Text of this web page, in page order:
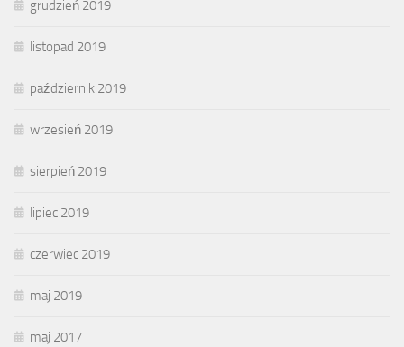
grudzień 2019
listopad 2019
październik 2019
wrzesień 2019
sierpień 2019
lipiec 2019
czerwiec 2019
maj 2019
maj 2017